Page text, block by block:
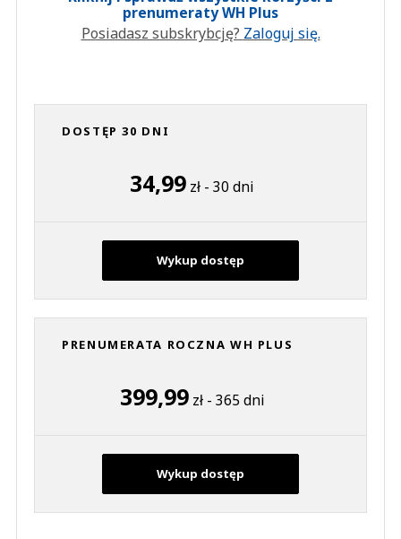
prenumeraty WH Plus
Posiadasz subskrybcję? Zaloguj się.
DOSTĘP 30 DNI
34,99 zł - 30 dni
Wykup dostęp
PRENUMERATA ROCZNA WH PLUS
399,99zł - 365 dni
Wykup dostęp